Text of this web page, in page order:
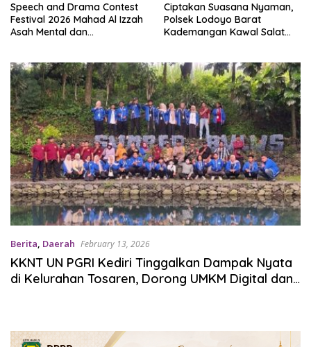
Speech and Drama Contest
Festival 2026 Mahad Al Izzah
Asah Mental dan
Ciptakan Suasana Nyaman,
Polsek Lodoyo Barat
Kademangan Kawal Salat
Berita, Daerah February 13, 2026
KKNT UN PGRI Kediri Tinggalkan Dampak Nyata
di Kelurahan Tosaren, Dorong UMKM Digital dan